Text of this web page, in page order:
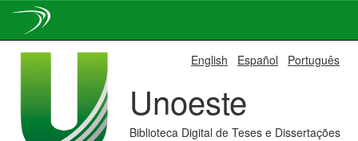
English Español Português
Unoeste
Biblioteca Digital de Teses e Dissertações